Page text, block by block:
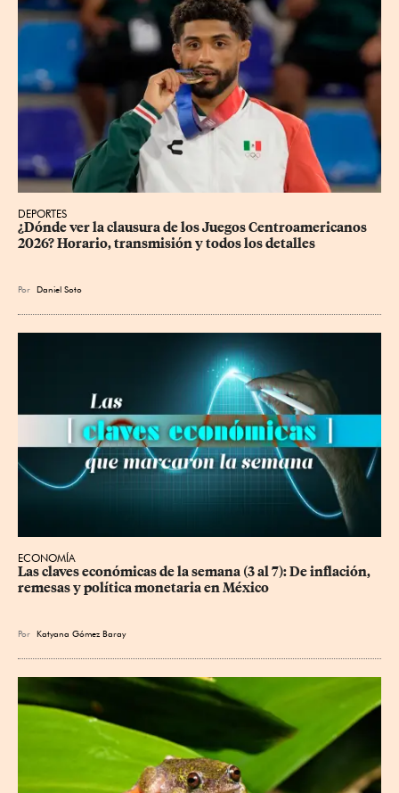
DEPORTES
¿Dónde ver la clausura de los Juegos Centroamericanos
2026? Horario, transmisión y todos los detalles
Por Daniel Soto
ECONOMÍA
Las claves económicas de la semana (3 al 7): De inflación,
remesas y política monetaria en México
Por Katyana Gómez Baray